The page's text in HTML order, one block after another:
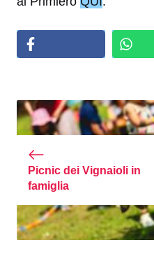
Picnic dei Vignaioli in
famiglia